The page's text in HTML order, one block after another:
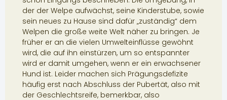
der der Welpe aufwächst, seine Kinderstube, sowie
sein neues zu Hause sind dafür „zuständig“ dem
Welpen die große weite Welt näher zu bringen. Je
früher er an die vielen Umwelteinflüsse gewöhnt
wird, die auf ihn einstürzen, um so entspannter
wird er damit umgehen, wenn er ein erwachsener
Hund ist. Leider machen sich Prägungsdefizite
häufig erst nach Abschluss der Pubertät, also mit
der Geschlechtsreife, bemerkbar, also